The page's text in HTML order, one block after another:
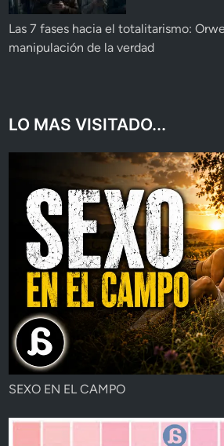
Las 7 fases hacia el totalitarismo:
manipulación de la verdad
LO MAS VISITADO...
SEXO EN EL CAMPO